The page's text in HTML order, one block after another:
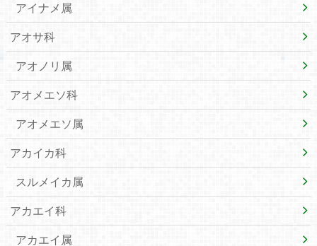
アイナメ属
アオサ科
アオノリ属
アオメエソ科
アオメエソ属
アカイカ科
スルメイカ属
アカエイ科
アカエイ属